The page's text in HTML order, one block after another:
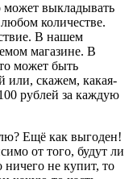
может выкладывать
количестве.
В нашем
магазине. В
может быть
или, скажем, какая-
рублей за каждую
Ещё как выгоден!
от того, будут ли
не купит, то